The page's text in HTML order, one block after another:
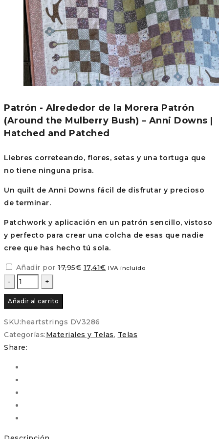
Patrón - Alrededor de la Morera Patrón
(Around the Mulberry Bush) – Anni Downs |
Hatched and Patched
Liebres correteando, flores, setas y una tortuga que
no tiene ninguna prisa.
Un quilt de Anni Downs fácil de disfrutar y precioso
de terminar.
Patchwork y aplicación en un patrón sencillo, vistoso
y perfecto para crear una colcha de esas que nadie
cree que has hecho tú sola.
Añadir por 17,95€ El
17,95€.
17,41€ElIVA incluido
Panel
Lazos
del
corazón
(Heartstrings)
–
Bird
|
Bordado
preimpreso
sobre
lino
Añadir al carrito
SKU:heartstrings DV3286
Categorías:Materiales y Telas, Telas
Share: